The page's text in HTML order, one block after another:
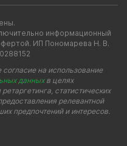
информационный
ИП Пономарева Н. В.
на использование
данныхв целях
статистических
релевантной
предпочтений и интересов.